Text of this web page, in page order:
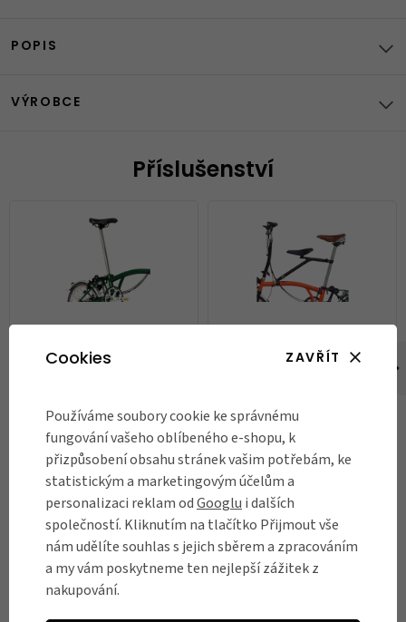
POPIS
VÝROBCE
Příslušenství
Sedlovka Brompton Seatpost
Skladem
DO KOŠÍKU
Dětské sedátko Brompton It
Skladem
DO KOŠÍKU
RECENZE
Názory našich zákazníků
Cookies ZAVŘÍT
Používáme soubory cookie ke správnému
fungování vašeho oblíbeného e-shopu, k
přizpůsobení obsahu stránek vašim potřebám, ke
statistickým a marketingovým účelům a
personalizaci reklam odGooglu i dalších
společností. Kliknutím na tlačítko Přijmout vše
nám udělíte souhlas s jejich sběrem a zpracováním
a my vám poskytneme ten nejlepší zážitek z
nakupování.